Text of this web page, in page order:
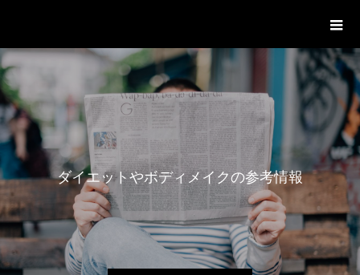
ダイエットやボディメイクの参考情報